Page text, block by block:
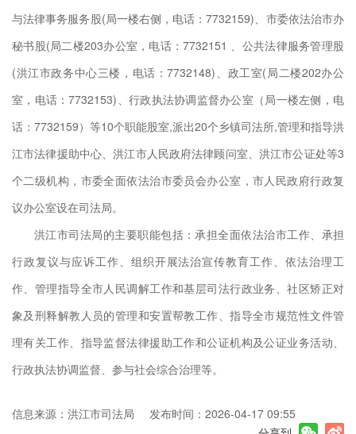
与法律事务服务股(局一楼右侧，电话：7732159)、市委依法治市办
秘书股(局二楼203办公室，电话：7732151 、公共法律服务管理股
(洪江市政务中心三楼，电话：7732148)、政工室(局二楼202办公
室，电话：7732153)、行政执法协调监督办公室（局一楼左侧，电
话：7732159）等10个职能股室,派出20个乡镇司法所,管理和指导洪
江市法律援助中心、洪江市人民政府法律顾问室、洪江市公证处等3
个二级机构，市委全面依法治市委员会办公室，市人民政府行政复
议办公室设在司法局。
洪江市司法局的主要职能包括：承担全面依法治市工作、承担
行政复议与应诉工作、组织开展法治宣传教育工作、依法治理工
作、管理指导全市人民调解工作和基层司法行政业务、社区矫正对
象及刑释解教人员的管理和安置帮教工作、指导全市规范性文件管
理有关工作、指导监督法律援助工作和公证机构及公证业务活动、
行政执法协调监督、参与社会综合治理等。
信息来源：洪江市司法局
发布时间：2026-04-17 09:55